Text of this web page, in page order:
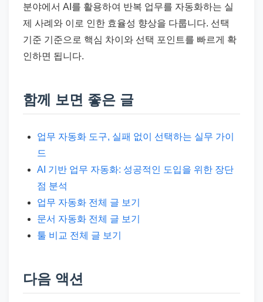
분야에서 AI를 활용하여 반복 업무를 자동화하는 실
제 사례와 이로 인한 효율성 향상을 다룹니다. 선택
기준 기준으로 핵심 차이와 선택 포인트를 빠르게 확
인하면 됩니다.
함께 보면 좋은 글
업무 자동화 도구, 실패 없이 선택하는 실무 가이
드
AI 기반 업무 자동화: 성공적인 도입을 위한 장단
점 분석
업무 자동화 전체 글 보기
문서 자동화 전체 글 보기
툴 비교 전체 글 보기
다음 액션